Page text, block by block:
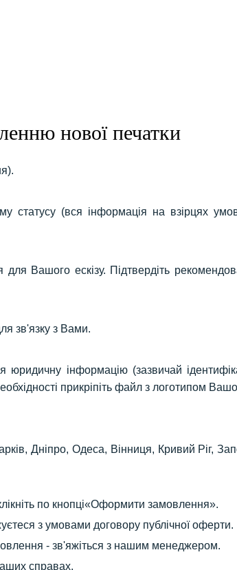
нової печатки
статусу (вся інформація на взірцях
Вашого ескізу. Підтвердіть
зв'язку з Вами.
юридичну інформацію (зазвичай
прикріпіть файл з логотипом
Дніпро, Одеса, Вінниця, Кривий Ріг,
по кнопці«Оформити замовлення».
з умовами договору публічної оферти.
- зв'яжіться з нашим менеджером.
справах.